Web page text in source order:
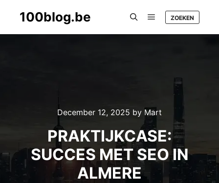
100blog.be ZOEKEN
December 12, 2025 by Mart
PRAKTIJKCASE:
SUCCES MET SEO IN
ALMERE